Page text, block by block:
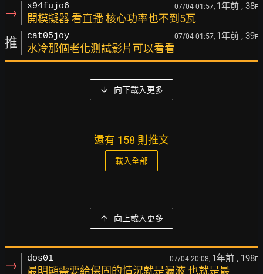
→ x94fujo6 07/04 01:57, 1年前 , 38F
開模擬器 看直播 核心功率也不到5瓦
推 cat05joy 07/04 01:57, 1年前 , 39F
水冷那個老化測試影片可以看看
向下載入更多
還有 158 則推文
載入全部
向上載入更多
→ dos01 07/04 20:08, 1年前 , 198F
最明顯需要給保固的情況就是漏液 也就是最